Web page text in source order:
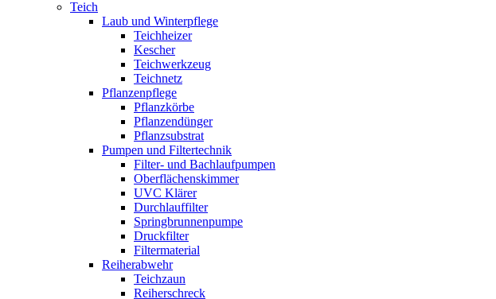
Teich
Laub und Winterpflege
Teichheizer
Kescher
Teichwerkzeug
Teichnetz
Pflanzenpflege
Pflanzkörbe
Pflanzendünger
Pflanzsubstrat
Pumpen und Filtertechnik
Filter- und Bachlaufpumpen
Oberflächenskimmer
UVC Klärer
Durchlauffilter
Springbrunnenpumpe
Druckfilter
Filtermaterial
Reiherabwehr
Teichzaun
Reiherschreck